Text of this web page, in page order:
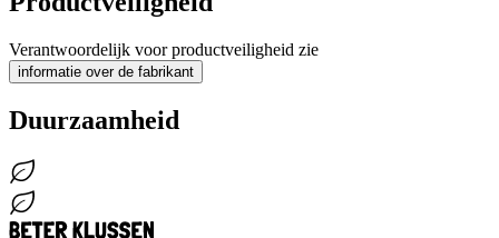
Verantwoordelijk voor productveiligheid zie
informatie over de fabrikant
Duurzaamheid